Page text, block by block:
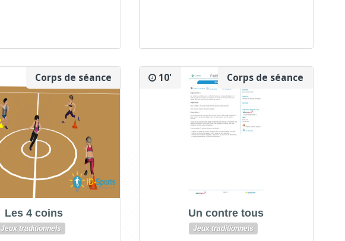
Corps de séance
Les 4 coins
Jeux traditionnels
Corps de séance
10'
Un contre tous
Jeux traditionnels